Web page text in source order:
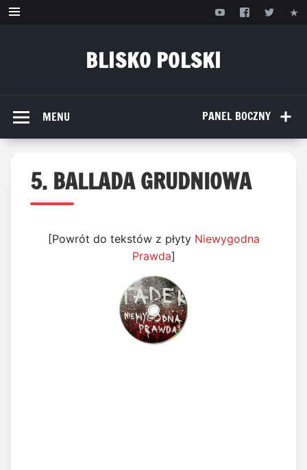
Przejdź
BLISKO POLSKI
PANEL BOCZNY
MENU
5. BALLADA GRUDNIOWA
[Powrót do tekstów z płyty Niewygodna
Prawda]